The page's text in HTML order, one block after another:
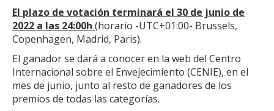
El plazo de votación terminará el 30 de junio de
2022 a las 24:00h (horario -UTC+01:00- Brussels,
Copenhagen, Madrid, Paris).
El ganador se dará a conocer en la web del Centro
Internacional sobre el Envejecimiento (CENIE), en el
mes de junio, junto al resto de ganadores de los
premios de todas las categorías.